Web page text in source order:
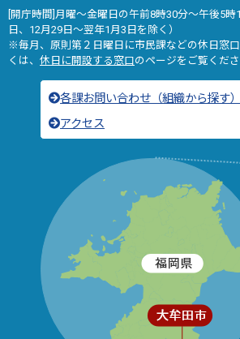
[開庁時間]月曜～金曜日の午前8時30分～午後5
日、12月29日～翌年1月3日を除く）
※毎月、原則第２日曜日に市民課などの休日窓
くは、 休日に開設する窓口のページをご覧くださ
各課お問い合わせ（組織から探す）
アクセス